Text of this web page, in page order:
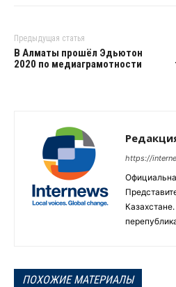
Предыдущая статья
В Алматы прошёл Эдьютон
2020 по медиаграмотности
https://
ПОХОЖИЕ МАТЕРИАЛЫ